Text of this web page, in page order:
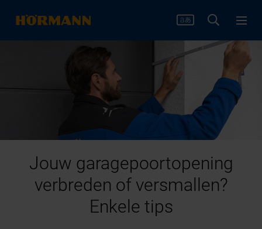
Jouw garagepoortopening
verbreden of versmallen?
Enkele tips